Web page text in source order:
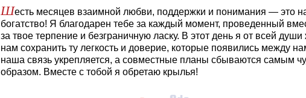
Шесть месяцев взаимной любви, поддержки и понимания — это
богатство! Я благодарен тебе за каждый момент, проведенный
за твое терпение и безграничную ласку. В этот день я от всей
нам сохранить ту легкость и доверие, которые появились между
наша связь укрепляется, а совместные планы сбываются самым
образом. Вместе с тобой я обретаю крылья!